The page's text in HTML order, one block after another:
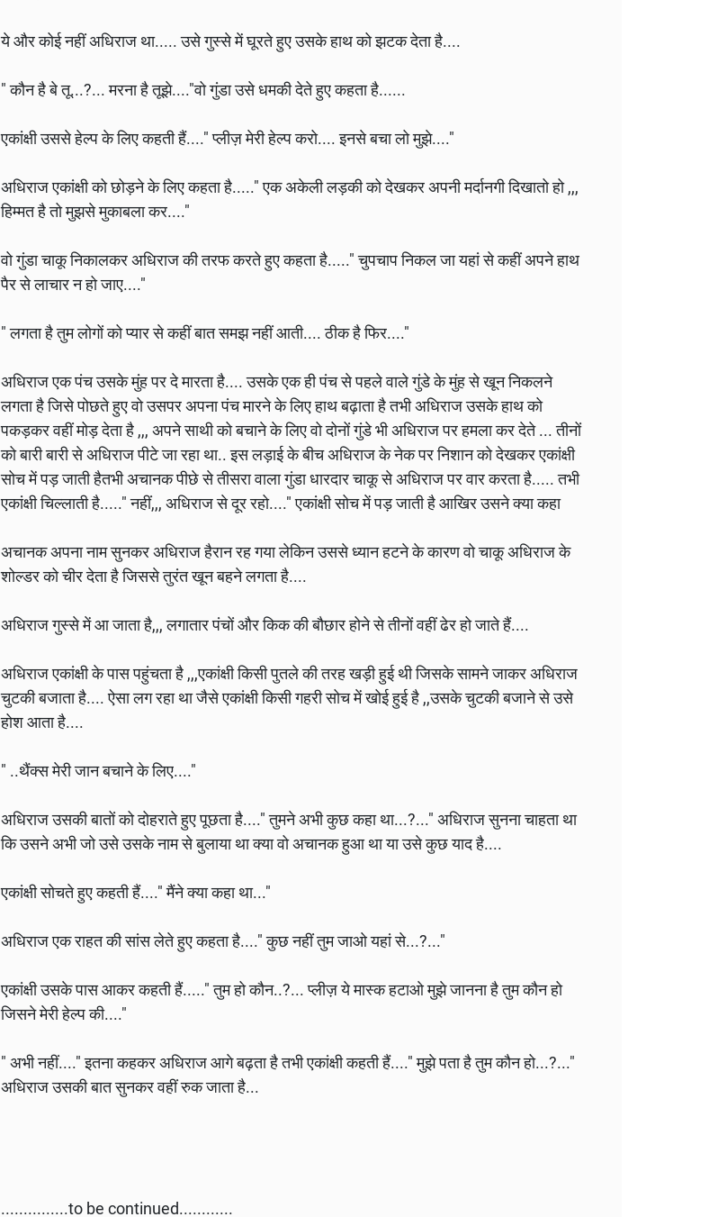
ये और कोई नहीं अधिराज था..... उसे गुस्से में घूरते हुए उसके हाथ को झटक देता है....
" कौन है बे तू...?... मरना है तूझे...."‌‌वो गुंडा उसे धमकी देते हुए कहता है......
एकांक्षी उससे हेल्प के लिए कहती हैं...." प्लीज़ मेरी हेल्प करो.... इनसे बचा लो मुझे...."
अधिराज एकांक्षी को छोड़ने के लिए कहता है....." एक अकेली लड़की को देखकर अपनी मर्दानगी दिखातो हो ,,,
हिम्मत है तो मुझसे मुकाबला कर...."
वो गुंडा चाकू निकालकर अधिराज की तरफ करते हुए कहता है....." चुपचाप निकल जा यहां से कहीं अपने हाथ
पैर से लाचार न हो जाए...."
" लगता है तुम लोगों को प्यार से कहीं बात समझ नहीं आती.... ठीक है फिर...."
अधिराज एक पंच उसके मुंह पर दे मारता है.... उसके एक ही पंच से पहले वाले गुंडे के मुंह से खून निकलने
लगता है जिसे पोछते हुए वो उसपर अपना पंच मारने के लिए हाथ बढ़ाता है तभी अधिराज उसके हाथ को
पकड़कर वहीं मोड़ देता है ,,, अपने साथी को बचाने के लिए वो दोनों गुंडे भी अधिराज पर हमला कर देते ... तीनों
को बारी बारी से अधिराज पीटे जा रहा था.. इस लड़ाई के बीच अधिराज के नेक पर निशान को देखकर एकांक्षी
सोच में पड़ जाती हैतभी अचानक पीछे से तीसरा वाला गुंडा धारदार चाकू से अधिराज पर वार करता है..... तभी
एकांक्षी चिल्लाती है....." नहीं,,, अधिराज से दूर रहो...." एकांक्षी सोच में पड़ जाती है आखिर उसने क्या कहा
अचानक अपना नाम सुनकर अधिराज हैरान रह गया लेकिन उससे ध्यान हटने के कारण वो चाकू अधिराज के
शोल्डर को चीर देता है जिससे तुरंत खून बहने लगता है....
अधिराज गुस्से में आ जाता है,,, लगातार पंचों और किक की बौछार होने से तीनों वहीं ढेर हो जाते हैं....
अधिराज एकांक्षी के पास पहुंचता है ,,,‌‌एकांक्षी किसी पुतले की तरह खड़ी हुई थी जिसके सामने जाकर अधिराज
चुटकी बजाता है.... ऐसा लग रहा था जैसे एकांक्षी किसी गहरी सोच में खोई हुई है ,,उसके चुटकी बजाने से उसे
होश आता है....
" ..थैंक्स मेरी जान बचाने के लिए...."
अधिराज उसकी बातों को दोहराते हुए पूछता है...." तुमने अभी कुछ कहा था...?..." अधिराज सुनना चाहता था
कि उसने अभी जो उसे उसके नाम से बुलाया था क्या वो अचानक हुआ था या उसे कुछ याद है....
एकांक्षी सोचते हुए कहती हैं...." मैंने क्या कहा था..."
अधिराज एक राहत की सांस लेते हुए कहता है...." कुछ नहीं तुम जाओ यहां से...?..."
एकांक्षी उसके पास आकर कहती हैं....." तुम हो कौन..?... प्लीज़ ये मास्क हटाओ मुझे जानना है तुम कौन हो
जिसने मेरी हेल्प की...."
" अभी नहीं...." इतना कहकर अधिराज आगे बढ़ता है तभी एकांक्षी कहती हैं...." मुझे पता है तुम कौन हो...?..."
अधिराज उसकी बात सुनकर वहीं रुक जाता है...
...............to be continued............